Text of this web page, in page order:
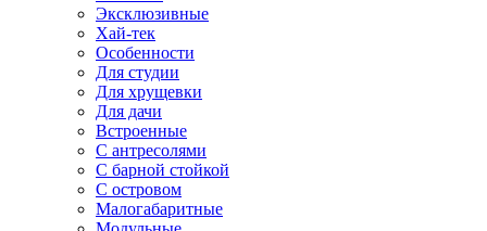
Эксклюзивные
Хай-тек
Особенности
Для студии
Для хрущевки
Для дачи
Встроенные
С антресолями
С барной стойкой
С островом
Малогабаритные